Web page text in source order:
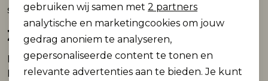
steeds te wisselen en zit alles direct goed.
Zachte materialen
De huid van een baby vraagt om zachte stoffen.
Katoen voelt prettig aan en zorgt voor comfort.
gebruiken wij samen met 2 partners
analytische en marketingcookies om jouw
gedrag anoniem te analyseren,
gepersonaliseerde content te tonen en
relevante advertenties aan te bieden. Je kunt